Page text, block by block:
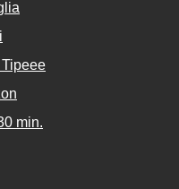
min.